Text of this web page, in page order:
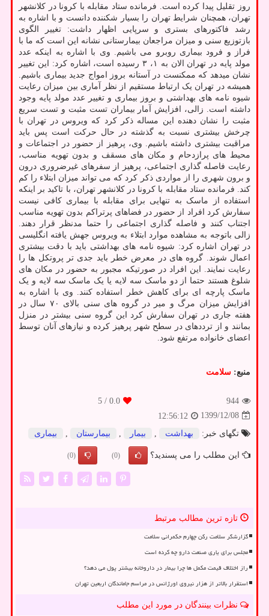
روز تقلیل پیدا کرده است. فرمانده ستاد مقابله با کرونا در کلانشهر
تهران، همچنان شرایط تهران را بسیار شکننده دانست و با اشاره به
رشد فاکتورهای بستری و سرپایی اظهار داشت: تغییر الگوی
بازتوزیع سنی و میزان مراجعان بیمارستانی نشانه این است که ما با
فراز و فرود بیماری روبرو می باشیم. وی با اشاره به اینکه عدد
مولد پایه در تهران الان به ۱، ۳ رسیده است، اشاره کرد: این تغییر
نشان میدهد که ممکنست در آستانه بروز امواج جدید بیماری باشیم.
همیشه در تهران یک ارتباط مستقیم از نظر آماری بین میزان رعایت
شیوه نامه های بهداشتی و بروز بیماری و تغییر عدد مولد پایه وجود
داشته است. زالی، افزایش آمار بیماران تست مثبت و تست سریع
مثبت را نشان دهنده این مساله ذکر کرد که ویروس در تهران با
چرخش بیشتری نسبت به گذشته در حال حرکت است پس باید
مراقبت بیشتری داشته باشیم. وی، پرهیز از حضور در اجتماعات و
محیط های پرازدحام و مکان های مسقف و بدون تهویه مناسب،
رعایت فاصله گذاری اجتماعی، پرهیز از سفرهای غیرضروری درون
و برون شهری را از مواردی ذکر کرد که می تواند میزان ابتلاء را کم
کند. فرمانده ستاد مقابله با کرونا در کلانشهر تهران، با تاکید بر اینکه
استفاده از ماسک به تنهایی برای مقابله با بیماری کافی نیست
سفارش کرد افراد از حضور در فضاهای پرتراکم بدون تهویه مناسب
اجتناب کنند و فاصله گذاری اجتماعی را حتما مدنظر قرار دهند.
زالی باتوجه به مشاهده موارد ابتلاء به ویروس جهش یافته انگلیسی
در تهران اشاره کرد: شیوه نامه های بهداشتی باید با دقت بیشتری
اعمال شوند. گروه های در معرض خطر باید جدی تر پروتکل ها را
رعایت نمایند. این افراد در صورتیکه مجبور به حضور در مکان های
شلوغ هستند حتما از دو ماسک سه لایه یا یک ماسک سه لایه و یک
ماسک پارچه ای برای کاهش خطر استفاده کنند. وی با اشاره به
افزایش میزان مرگ و میر در گروه های سنی بالای ۷۰ سال در
هفته جاری در تهران سفارش کرد این گروه سنی بیشتر در منزل
بمانند و از ترددهای در سطح شهر پرهیز کرده و نیازهای آنان توسط
اعضای خانواده مرتفع شود.
منبع: سلامت
944
0.0
/ 5
1399/12/08
12:56:12
تگهای خبر:
بهداشت بیمار بیمارستان بیماری
این مطلب را می پسندید؟ (0)
(0)
تازه ترین مطالب مرتبط
گزارشگر سلامت رکن چهارم حکمرانی سلامت
مجلس برای یاری صنعت دارو چه کرده است
راز اختلاف قیمت مکمل ها چرا بیمار در داروخانه بیشتر پول می دهد؟
استقرار بالاتر از هزار نیروی اورژانس در مراسم جاماندگان اربعین تهران
نظرات بینندگان در مورد این مطلب